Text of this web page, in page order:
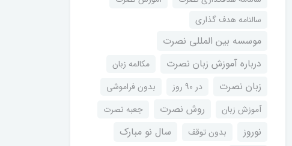
سالنامه هدف گذاری
موسسه بین المللی نصرت
درباره آموزش زبان نصرت
مکالمه زبان
زبان نصرت در 90 روز
بدون فراموشی
آموزش زبان
روش نصرت جعبه نصرت
نوروز بدون توقف
سال نو مبارک